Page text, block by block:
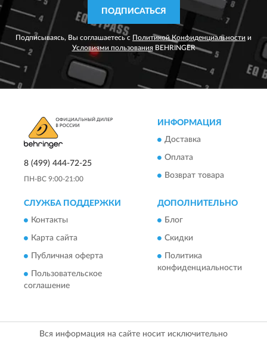
ПОДПИСАТЬСЯ
Подписываясь, Вы соглашаетесь с Политикой Конфиденциальности и
Условиями пользованияBEHRINGER
8 (499) 444-72-25
ПН-ВС 9:00-21:00
ИНФОРМАЦИЯ
Доставка
Оплата
Возврат товара
СЛУЖБА ПОДДЕРЖКИ
Контакты
Карта сайта
Публичная оферта
Пользовательское
соглашение
ДОПОЛНИТЕЛЬНО
Блог
Скидки
Политика
конфиденциальности
Вся информация на сайте носит исключительно